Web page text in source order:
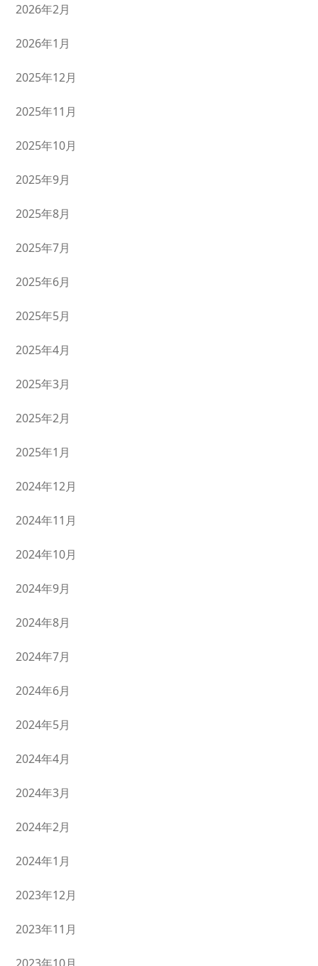
2026年2月
2026年1月
2025年12月
2025年11月
2025年10月
2025年9月
2025年8月
2025年7月
2025年6月
2025年5月
2025年4月
2025年3月
2025年2月
2025年1月
2024年12月
2024年11月
2024年10月
2024年9月
2024年8月
2024年7月
2024年6月
2024年5月
2024年4月
2024年3月
2024年2月
2024年1月
2023年12月
2023年11月